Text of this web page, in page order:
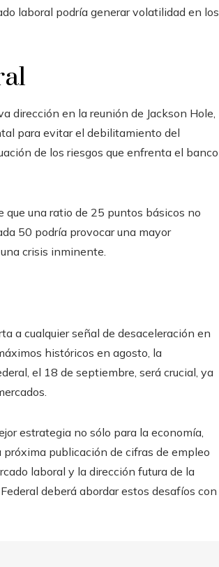
laboral podría generar volatilidad en los
dirección en la reunión de Jackson Hole,
para evitar el debilitamiento del
de los riesgos que enfrenta el banco
que una ratio de 25 puntos básicos no
50 podría provocar una mayor
crisis inminente.
a cualquier señal de desaceleración en
históricos en agosto, la
el 18 de septiembre, será crucial, ya
estrategia no sólo para la economía,
publicación de cifras de empleo
laboral y la dirección futura de la
deberá abordar estos desafíos con